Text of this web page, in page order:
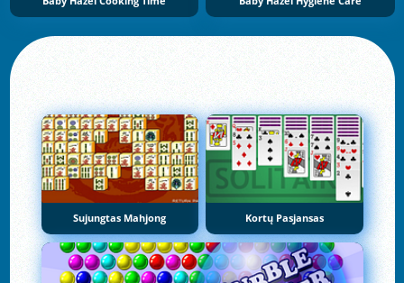
Sujungtas Mahjong Kortų Pasjansas